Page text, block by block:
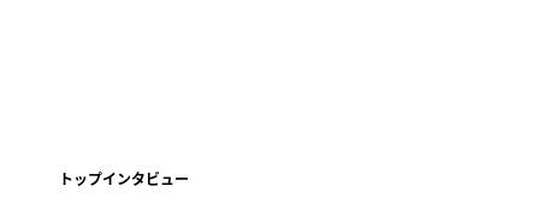
トップインタビュー